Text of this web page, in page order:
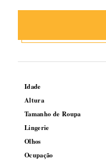
Idade
Altura
Tamanho de Roupa
Lingerie
Olhos
Ocupação